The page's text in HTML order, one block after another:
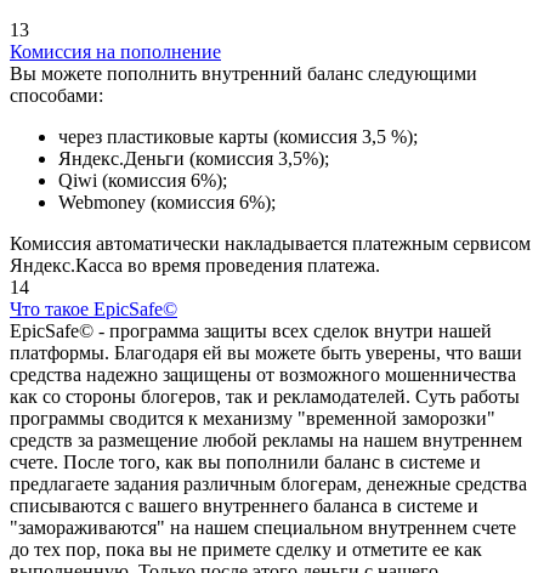
13
Комиссия на пополнение
Вы можете пополнить внутренний баланс следующими
способами:
через пластиковые карты (комиссия 3,5 %);
Яндекс.Деньги (комиссия 3,5%);
Qiwi (комиссия 6%);
Webmoney (комиссия 6%);
Комиссия автоматически накладывается платежным сервисом
Яндекс.Касса во время проведения платежа.
14
Что такое EpicSafe©
EpicSafe© - программа защиты всех сделок внутри нашей
платформы. Благодаря ей вы можете быть уверены, что ваши
средства надежно защищены от возможного мошенничества
как со стороны блогеров, так и рекламодателей. Суть работы
программы сводится к механизму "временной заморозки"
средств за размещение любой рекламы на нашем внутреннем
счете. После того, как вы пополнили баланс в системе и
предлагаете задания различным блогерам, денежные средства
списываются с вашего внутреннего баланса в системе и
"замораживаются" на нашем специальном внутреннем счете
до тех пор, пока вы не примете сделку и отметите ее как